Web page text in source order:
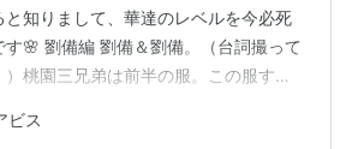
と知りまして、華達のレベルを今必死
🌸 劉備編 劉備＆劉備。（台詞撮って
）桃園三兄弟は前半の服。この服すご
属した後の服が本当に綺麗でめっち
ビス